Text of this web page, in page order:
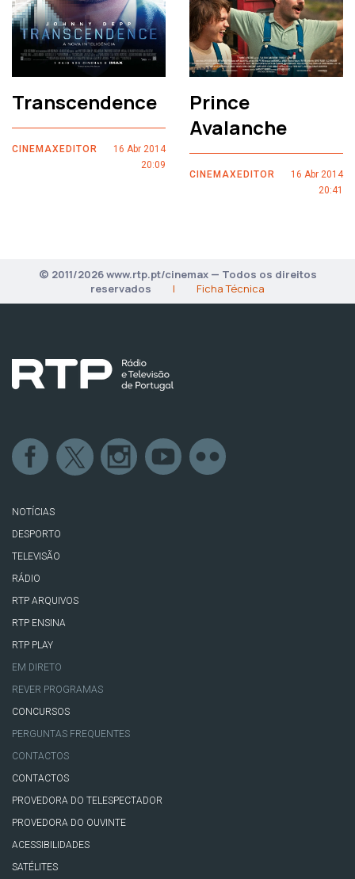
Transcendence
CINEMAXEDITOR
16 Abr 2014
20:09
Prince
Avalanche
CINEMAXEDITOR
16 Abr 2014
20:41
© 2011/2026 www.rtp.pt/cinemax — Todos os direitos
reservados
| Ficha Técnica
NOTÍCIAS
DESPORTO
TELEVISÃO
RÁDIO
RTP ARQUIVOS
RTP ENSINA
RTP PLAY
EM DIRETO
REVER PROGRAMAS
CONCURSOS
PERGUNTAS FREQUENTES
CONTACTOS
CONTACTOS
PROVEDORA DO TELESPECTADOR
PROVEDORA DO OUVINTE
ACESSIBILIDADES
SATÉLITES